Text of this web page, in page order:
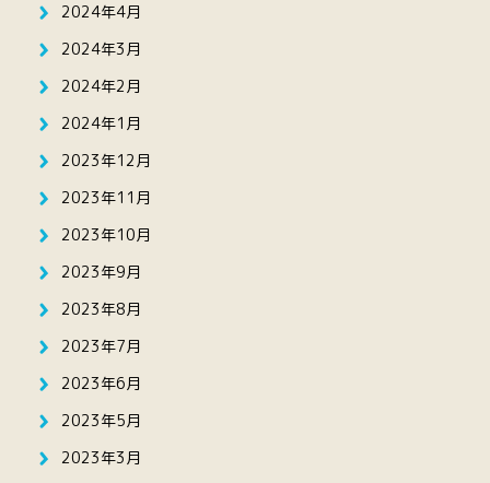
2024年4月
2024年3月
2024年2月
2024年1月
2023年12月
2023年11月
2023年10月
2023年9月
2023年8月
2023年7月
2023年6月
2023年5月
2023年3月